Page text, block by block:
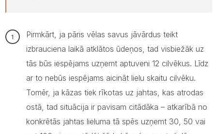
Pirmkārt, ja pāris vēlas savus jāvārdus teikt
izbrauciena laikā atklātos ūdeņos, tad visbiežāk uz
tās būs iespējams uzņemt aptuveni 12 cilvēkus. Līdz
ar to nebūs iespējams aicināt lielu skaitu cilvēku.
Tomēr, ja kāzas tiek rīkotas uz jahtas, kas atrodas
ostā, tad situācija ir pavisam citādāka – atkarībā no
konkrētās jahtas lieluma tā spēs uzņemt 30, 50 vai